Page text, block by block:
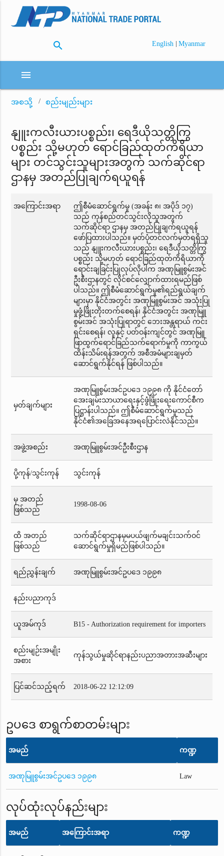
search English | Myanmar
menu
အစသို့ စည်းမျည်းများ
နျူးကလီးယားပစ္စည်း၊ ရေဒီယိုသတ္တိကြွ
ပစ္စည်း သို့မဟုတ် ရောင်ခြည်ထုတ်ကိရိယာ
များ တင်သွင်းသူများအတွက် သက်ဆိုင်ရာ
ဌာနမှ အတည်ပြုချက်ရယူရန်
အကြောင်းအရာ
ဤစီမံဆောင်ရွက်မှု (အခန်း ၈၊ အပိုဒ် ၁၇)
သည် ကုန်စည်တင်သွင်းလိုသူအတွက်
သက်ဆိုင်ရာ ဌာနမှ အတည်ပြုချက်ရယူရန်
ဖော်ပြထားပါသည်။ မှတ်ပုံတင်လက်မှတ်ရရှိသူ
သည် နျူးကလီးယားပစ္စည်း၊ ရေဒီယိုသတ္တိကြွ
ပစ္စည်း သို့မဟုတ် ရောင်ခြည်ထုတ်ကိရိယာကို
ရောင်းချခြင်းပြုလုပ်လိုပါက အဏုမြူစွမ်းအင်
ဦးစီးဌာနတွင် လိုင်စင်လျှောက်ထားရမည်ဖြစ်
ပါသည်။ ဤစီမံဆောင်ရွက်မှု၏ရည်ရွယ်ချက်
များမှာ နိုင်ငံအတွင်း အဏုမြူစွမ်းအင် အသုံးပြု
မှုဖွံ့ဖြိုးတိုးတက်စေရန်၊ နိုင်ငံအတွင်း အဏုမြူ
စွမ်းအင် အသုံးပြုရာတွင် ဘေးအန္တရာယ် ကင်း
ရှင်းစေရန်၊ လူနှင့် ပတ်ဝန်းကျင်တွင် အဏုမြူ
ဖြာထွက်ရောင်ခြည်သက်ရောက်မှုကို ကာကွယ်
ထိန်းသိမ်းရန်အတွက် အစီအမံများချမှတ်
ဆောင်ရွက်နိုင်ရန် ဖြစ်ပါသည်။
မှတ်ချက်များ
အဏုမြူစွမ်းအင်ဥပဒေ ၁၉၉၈ ကို နိုင်ငံတော်
အေးချမ်းသာယာရေးနှင့်ဖွံဖြိုးရေးကောင်စီက
ပြဋ္ဌာန်းပါသည်။ ဤစီမံဆောင်ရွက်မှုသည်
နိုင်ငံ၏အခြေအနေအရပြောင်းလဲနိုင်သည်။
အဖွဲ့အစည်း အဏုမြူစွမ်းအင်ဦးစီးဌာန
ပို့ကုန်/သွင်းကုန် သွင်းကုန်
မှ အတည်
ဖြစ်သည်
1998-08-06
ထိ အတည်
ဖြစ်သည်
သက်ဆိုင်ရာဌာနမှမပယ်ဖျက်မချင်းသက်ဝင်
ဆောင်ရွက်မှုရှိမည်ဖြစ်ပါသည်။
ရည်ညွှန်းချက် အဏုမြူစွမ်းအင်ဥပဒေ ၁၉၉၈
နည်းပညာကုဒ်
ယူအမ်ကုဒ် B15 - Authorization requirement for importers
စည်းမျဉ်းအမျိုး
အစား
ကုန်သွယ်မှုဆိုင်ရာနည်းပညာအတားအဆီးများ
ပြင်ဆင်သည့်ရက် 2018-06-22 12:12:09
ဥပဒေ စာရွက်စာတမ်းများ
အမည် ကဏ္ဍ
အဏုမြူစွမ်းအင်ဥပဒေ ၁၉၉၈ Law
လုပ်ထုံးလုပ်နည်းများ
အမည် အကြောင်းအရာ ကဏ္ဍ